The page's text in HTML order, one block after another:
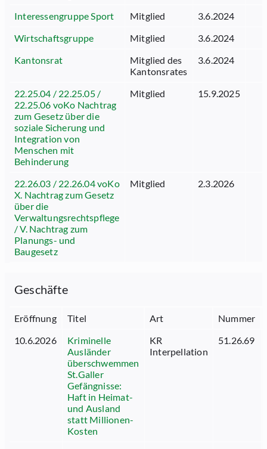
Interessengruppe Sport Mitglied
3.6.2024
Wirtschaftsgruppe
Mitglied
3.6.2024
Kantonsrat
Mitglied des
Kantonsrates
3.6.2024
22.25.04 / 22.25.05 /
22.25.06 voKo Nachtrag
zum Gesetz über die
soziale Sicherung und
Integration von
Menschen mit
Behinderung
Mitglied 15.9.2025
22.26.03 / 22.26.04 voKo
X. Nachtrag zum Gesetz
über die
Verwaltungsrechtspflege
/ V. Nachtrag zum
Planungs- und
Baugesetz
Mitglied 2.3.2026
Geschäfte
Eröffnung Titel Art Nummer
10.6.2026
Kriminelle
Ausländer
überschwemmen
St.Galler
Gefängnisse:
Haft in Heimat-
und Ausland
statt Millionen-
Kosten
KR
Interpellation
51.26.69